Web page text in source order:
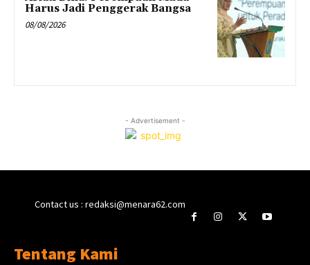
Harus Jadi Penggerak Bangsa
08/08/2026
- Advertisement -
Contact us : redaksi@menara62.com
Tentang Kami